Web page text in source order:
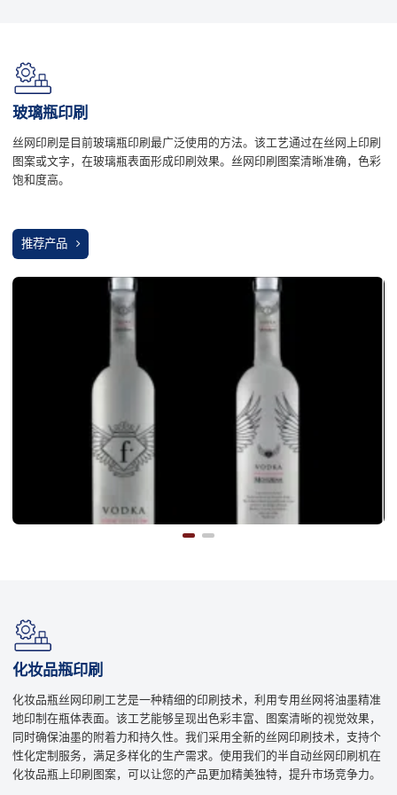
玻璃瓶印刷
丝网印刷是目前玻璃瓶印刷最广泛使用的方法。该工艺通过在丝网上印刷
图案或文字，在玻璃瓶表面形成印刷效果。丝网印刷图案清晰准确，色彩
饱和度高。
推荐产品
化妆品瓶印刷
化妆品瓶丝网印刷工艺是一种精细的印刷技术，利用专用丝网将油墨精准
地印制在瓶体表面。该工艺能够呈现出色彩丰富、图案清晰的视觉效果，
同时确保油墨的附着力和持久性。我们采用全新的丝网印刷技术，支持个
性化定制服务，满足多样化的生产需求。使用我们的半自动丝网印刷机在
化妆品瓶上印刷图案，可以让您的产品更加精美独特，提升市场竞争力。